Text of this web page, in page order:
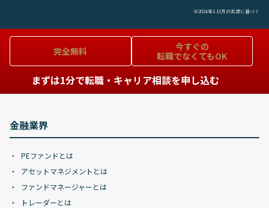
※2024年1-12月の実績に基づく
完全無料
今すぐの
転職でなくてもOK
まずは1分で転職・キャリア相談を申し込む
金融業界
PEファンドとは
アセットマネジメントとは
ファンドマネージャーとは
トレーダーとは